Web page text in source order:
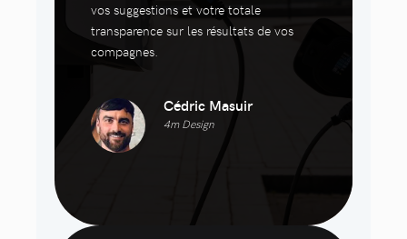
vos suggestions et votre totale
transparence sur les résultats de vos
compagnes.
Cédric Masuir
4m Design